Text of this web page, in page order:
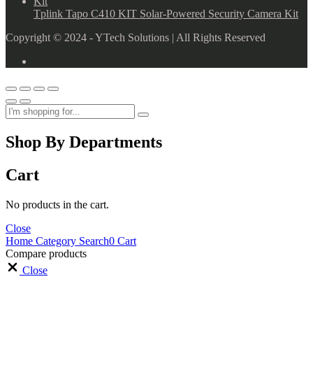
Tplink Tapo C410 KIT Solar-Powered Security Camera Kit
Copyright © 2024 - YTech Solutions | All Rights Reserved
Shop By Departments
Cart
No products in the cart.
Close
Home Category Search0 Cart
Compare products
Close